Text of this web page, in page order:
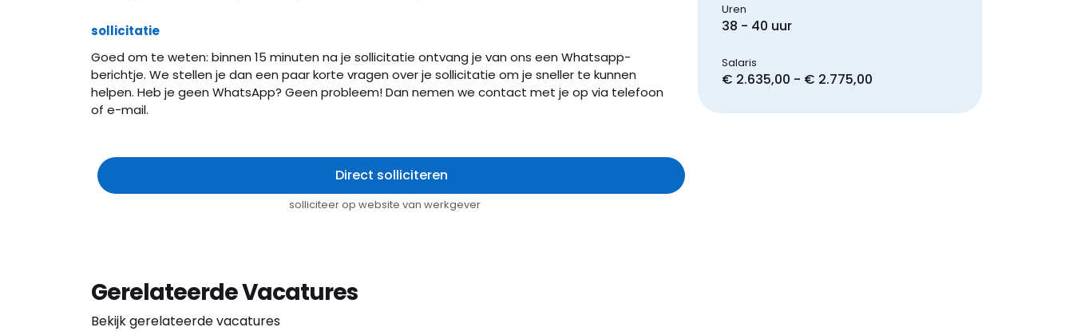
sollicitatie
Goed om te weten: binnen 15 minuten na je sollicitatie ontvang je van ons een Whatsapp-
berichtje. We stellen je dan een paar korte vragen over je sollicitatie om je sneller te kunnen
helpen. Heb je geen WhatsApp? Geen probleem! Dan nemen we contact met je op via telefoon
of e-mail.
Direct solliciteren
solliciteer op website van werkgever
Uren
38 - 40 uur
Salaris
€ 2.635,00 - € 2.775,00
Gerelateerde Vacatures
Bekijk gerelateerde vacatures